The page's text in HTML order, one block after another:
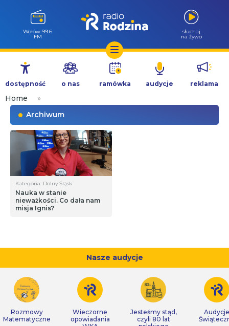
Przejdź
treści
Wołów 99.6
FM
słuchaj
na żywo
dostępność o nas ramówka audycje reklama
Home
»
Archiwum
Kategoria: Dolny Śląsk
Nauka w stanie
nieważkości. Co dała nam
misja Ignis?
Nasze audycje
Rozmowy
Matematyczne
Wieczorne
opowiadania
Jesteśmy stąd,
czyli 80 lat
Audycje